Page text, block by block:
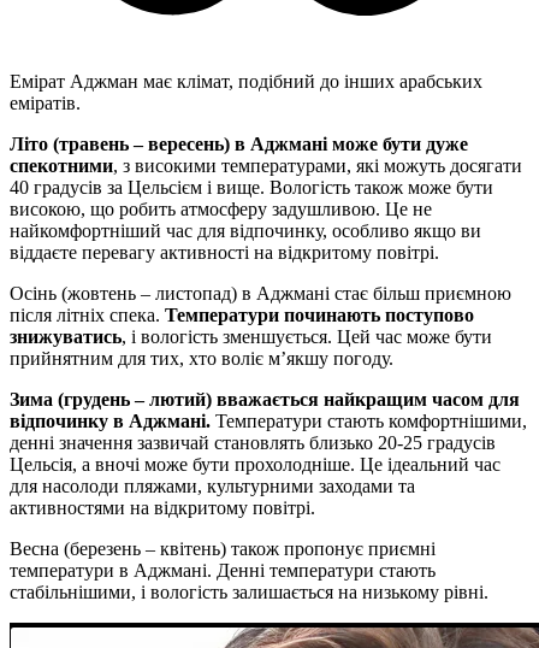
Емірат Аджман має клімат, подібний до інших арабських
еміратів.
Літо (травень – вересень) в Аджмані може бути дуже
спекотними, з високими температурами, які можуть досягати
40 градусів за Цельсієм і вище. Вологість також може бути
високою, що робить атмосферу задушливою. Це не
найкомфортніший час для відпочинку, особливо якщо ви
віддаєте перевагу активності на відкритому повітрі.
Осінь (жовтень – листопад) в Аджмані стає більш приємною
після літніх спека. Температури починають поступово
знижуватись, і вологість зменшується. Цей час може бути
прийнятним для тих, хто воліє м’якшу погоду.
Зима (грудень – лютий) вважається найкращим часом для
відпочинку в Аджмані. Температури стають комфортнішими,
денні значення зазвичай становлять близько 20-25 градусів
Цельсія, а вночі може бути прохолодніше. Це ідеальний час
для насолоди пляжами, культурними заходами та
активностями на відкритому повітрі.
Весна (березень – квітень) також пропонує приємні
температури в Аджмані. Денні температури стають
стабільнішими, і вологість залишається на низькому рівні.